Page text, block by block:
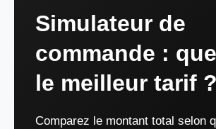
Simulateur de
commande :
le meilleur tarif ?
Comparez le montant total selon